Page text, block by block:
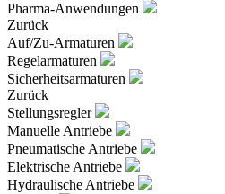
Pharma-Anwendungen
Zurück
Auf/Zu-Armaturen
Regelarmaturen
Sicherheitsarmaturen
Zurück
Stellungsregler
Manuelle Antriebe
Pneumatische Antriebe
Elektrische Antriebe
Hydraulische Antriebe